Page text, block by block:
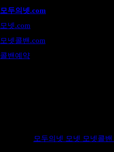
모두의넷.com
모넷.com
모넷콜밴.com
콜밴예약
모두의넷 모넷 모넷콜